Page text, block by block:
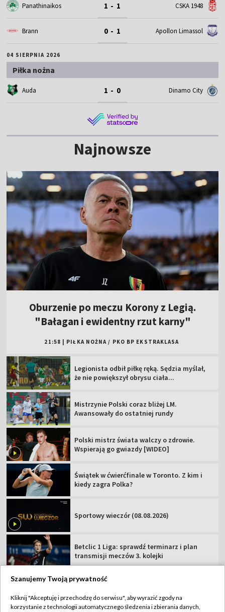
Panathinaikos 1 - 1 CSKA 1948
Brann 0 - 1 Apollon Limassol
04 SIERPNIA 2026
Piłka nożna
Auda 1 - 0 Dinamo City
Najnowsze
Oburzenie po meczu Korony z Legią.
"Bałagan i ewidentny rzut karny"
21:58 PIŁKA NOŻNA / PKO BP EKSTRAKLASA
Legionista odbił piłkę ręką. Sędzia myślał,
że nie powiększył obrysu ciała...
Mistrzynie Polski coraz bliżej LM.
Awansowały do ostatniej rundy
Polski mistrz świata walczy o zdrowie.
Wspierają go gwiazdy [WIDEO]
Świątek w ćwierćfinale w Toronto. Z kim i
kiedy zagra Polka?
Sportowy wieczór (08.08.2026)
Betclic 1 Liga: sprawdź terminarz i plan
transmisji meczów 3. kolejki
TVP
Szanujemy Twoją prywatność
Kliknij "Akceptuję i przechodzę do serwisu", aby wyrazić zgody na
korzystanie z technologii automatycznego śledzenia i zbierania danych,